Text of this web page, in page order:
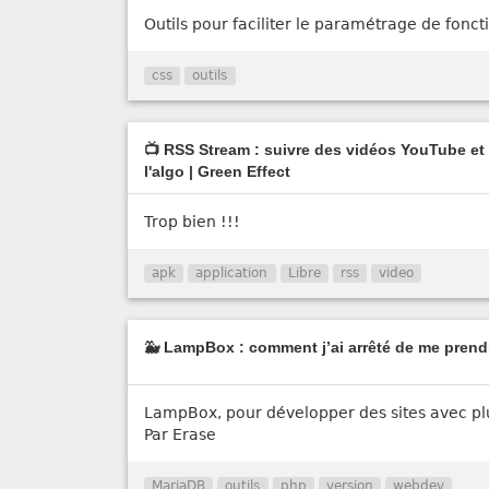
Outils pour faciliter le paramétrage de
css outils
📺 RSS Stream : suivre des vidéos YouTube
l'algo | Green Effect
Trop bien !!!
apk application Libre rss video
🐳 LampBox : comment j’ai arrêté de me
LampBox, pour développer des sites avec
Par Erase
MariaDB outils php version webdev